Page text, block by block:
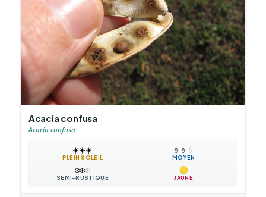
Acacia confusa
Acacia confusa
☀️☀️☀️
PLEIN SOLEIL
💧 💧 💧
MOYEN
❄️❄️❄️
SEMI-RUSTIQUE JAUNE